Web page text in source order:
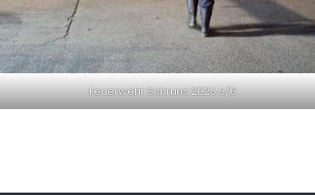
Feuerwehr Schruns 2025 5/6